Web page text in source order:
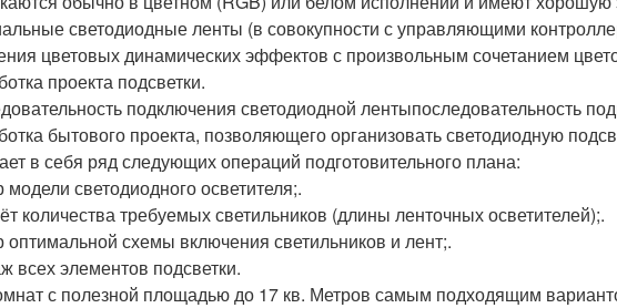
светодиодные ленты (в совокупности с управляющими
цветовых динамических эффектов с произвольным сочетанием
проекта подсветки.
подключения светодиодной лентыпоследовательность
бытового проекта, позволяющего организовать светодиодную
в себя ряд следующих операций подготовительного плана:
светодиодного осветителя;.
количества требуемых светильников (длины ленточных осветителей);.
схемы включения светильников и лент;.
всех элементов подсветки.
с полезной площадью до 17 кв. Метров самым подходящим